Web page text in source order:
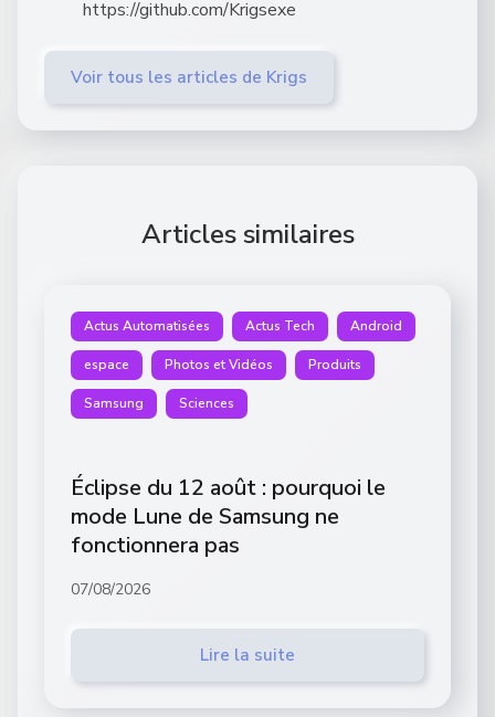
https://github.com/Krigsexe
Voir tous les articles de Krigs
Articles similaires
Actus Automatisées Actus Tech Android
espace Photos et Vidéos Produits
Samsung Sciences
Éclipse du 12 août : pourquoi le
mode Lune de Samsung ne
fonctionnera pas
07/08/2026
Lire la suite